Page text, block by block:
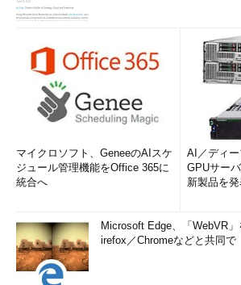
マイクロソフト、GeneeのAIスケ
ジュール管理機能をOffice 365に
統合へ
AI／ディー
GPUサー
新製品を
Microsoft Edge、「WebVR
irefox／Chromeなどと共同で